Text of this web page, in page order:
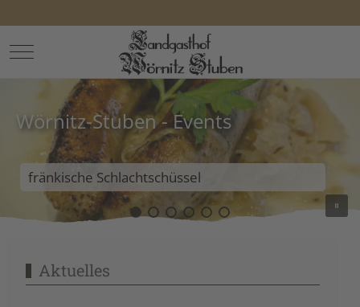
Mobile Menu Toggle
Wörnitz-Stuben - Events
fränkische Schlachtschüssel
Aktuelles